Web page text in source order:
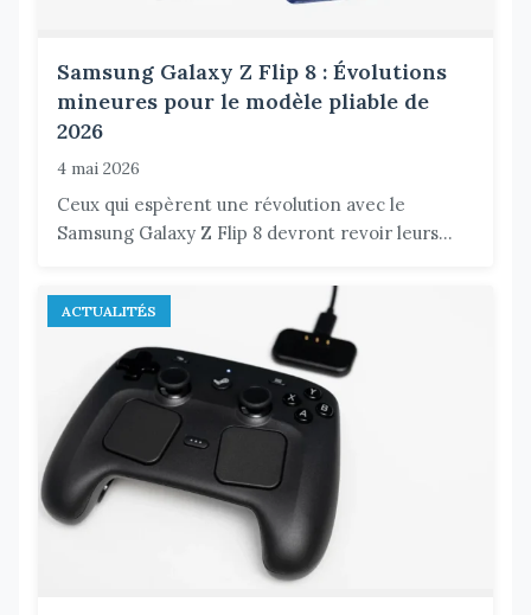
Samsung Galaxy Z Flip 8 : Évolutions
mineures pour le modèle pliable de
2026
4 mai 2026
Ceux qui espèrent une révolution avec le
Samsung Galaxy Z Flip 8 devront revoir leurs...
ACTUALITÉS